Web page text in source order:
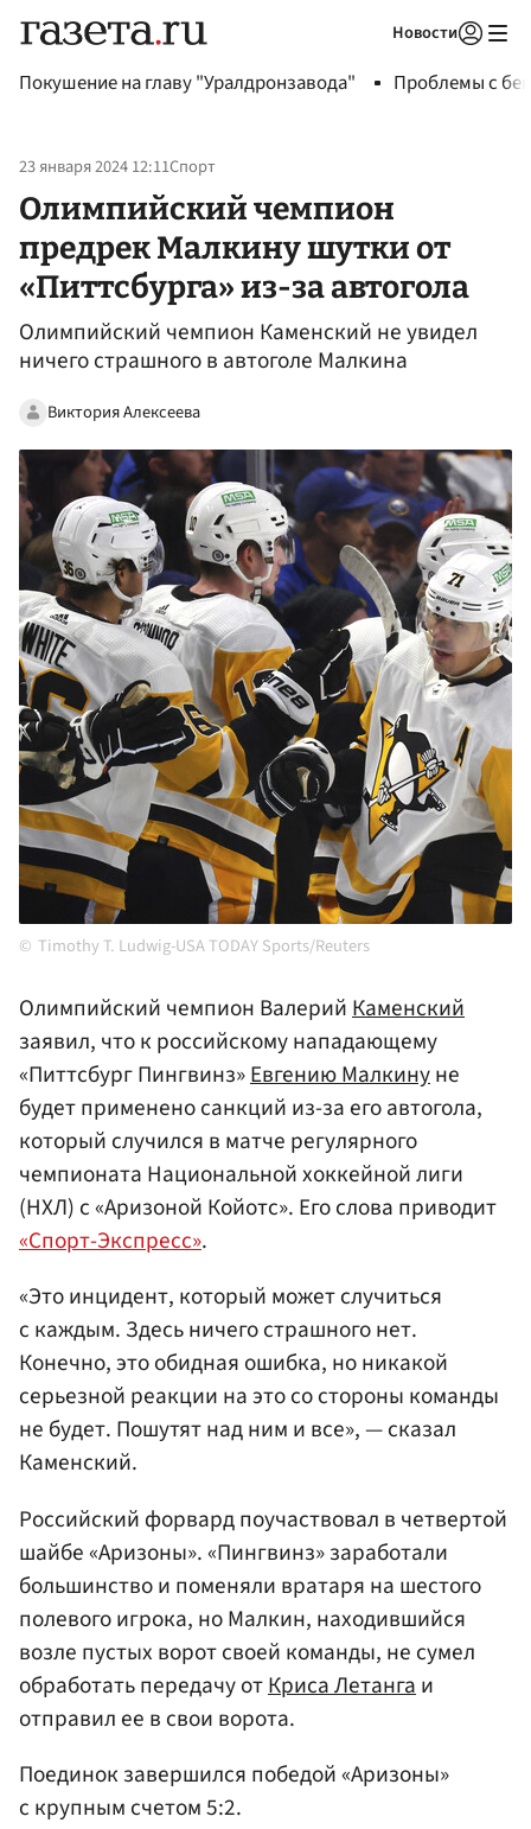
Новости
Покушение на главу "Уралдронзавода" Проблемы с
23 января 2024 12:11Спорт
Олимпийский чемпион
предрек Малкину шутки от
«Питтсбурга» из-за автогола
Олимпийский чемпион Каменский не увидел
ничего страшного в автоголе Малкина
Виктория Алексеева
Timothy T. Ludwig-USA TODAY Sports/Reuters
Олимпийский чемпион ВалерийКаменский
заявил, что к российскому нападающему
«Питтсбург Пингвинз»Евгению Малкинуне
будет применено санкций из-за его автогола,
который случился в матче регулярного
чемпионата Национальной хоккейной лиги
(НХЛ) с «Аризоной Койотс». Его слова приводит
«Спорт-Экспресс».
«Это инцидент, который может случиться
с каждым. Здесь ничего страшного нет.
Конечно, это обидная ошибка, но никакой
серьезной реакции на это со стороны команды
не будет. Пошутят над ним и все», — сказал
Каменский.
Российский форвард поучаствовал в четвертой
шайбе «Аризоны». «Пингвинз» заработали
большинство и поменяли вратаря на шестого
полевого игрока, но Малкин, находившийся
возле пустых ворот своей команды, не сумел
обработать передачу отКриса Летанга и
отправил ее в свои ворота.
Поединок завершился победой «Аризоны»
с крупным счетом 5:2.